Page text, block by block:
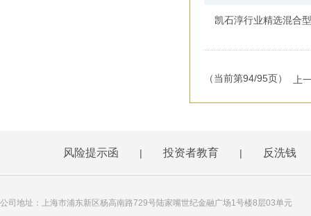
凯石淳行业精选混合
（当前第94/95页） 上
风险提示函 | 投资者教育 | 反洗钱
公司地址：上海市浦东新区杨高南路729号陆家嘴世纪金融广场1号楼8层03单元